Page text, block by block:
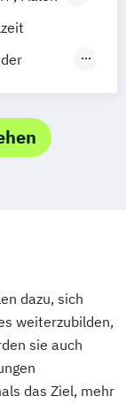
Stuttgart
dazu, sich
weiterzubilden,
sie auch
das Ziel, mehr